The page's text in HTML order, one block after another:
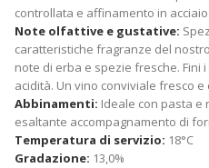
controllata e affinamento in acciaio
Note olfattive e gustative:
caratteristiche fragranze del
note di erba e spezie fresche.
acidità. Un vino conviviale fresco e
Abbinamenti: Ideale con pasta e
esaltante accompagnamento di
Temperatura di servizio: 18°C
Gradazione: 13,0%